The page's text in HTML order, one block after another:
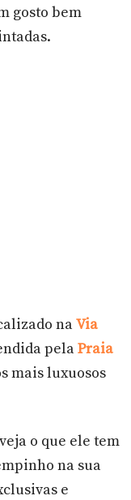
gosto bem
naVia
pelaPraia
mais luxuosos
o que ele tem
na sua
e